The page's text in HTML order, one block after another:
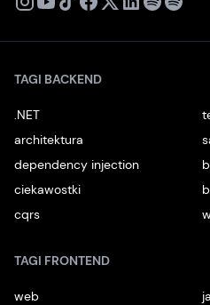
X
TAGI BACKEND
.NET
architektura
dependency injection
ciekawostki
cqrs
TAGI FRONTEND
web